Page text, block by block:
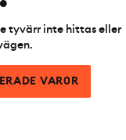
tyvärr inte hittas eller
VAR0R